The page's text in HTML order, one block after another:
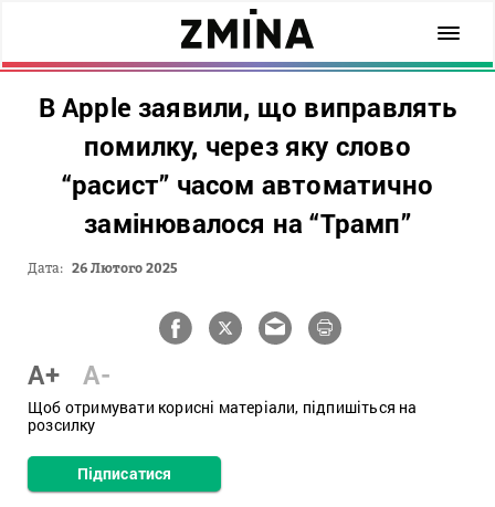
В Apple заявили, що виправлять
помилку, через яку слово
“расист” часом автоматично
замінювалося на “Трамп”
Дата: 26 Лютого 2025
A+ A-
Щоб отримувати корисні матеріали, підпишіться на
розсилку
Підписатися